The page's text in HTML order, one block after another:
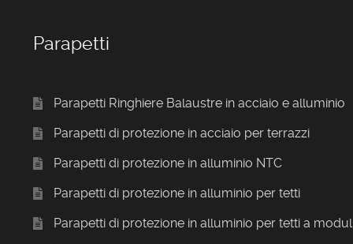
Parapetti
Parapetti Ringhiere Balaustre in acciaio e alluminio
Parapetti di protezione in acciaio per terrazzi
Parapetti di protezione in alluminio NTC
Parapetti di protezione in alluminio per tetti
Parapetti di protezione in alluminio per tetti a